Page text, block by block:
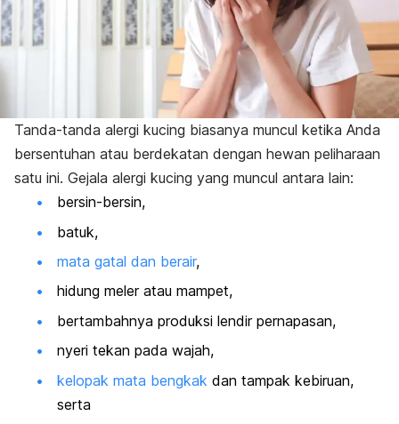
Tanda-tanda alergi kucing biasanya muncul ketika Anda
bersentuhan atau berdekatan dengan hewan peliharaan
satu ini. Gejala alergi kucing yang muncul antara lain:
bersin-bersin,
batuk,
mata gatal dan berair,
hidung meler atau mampet,
bertambahnya produksi lendir pernapasan,
nyeri tekan pada wajah,
kelopak mata bengkak dan tampak kebiruan,
serta